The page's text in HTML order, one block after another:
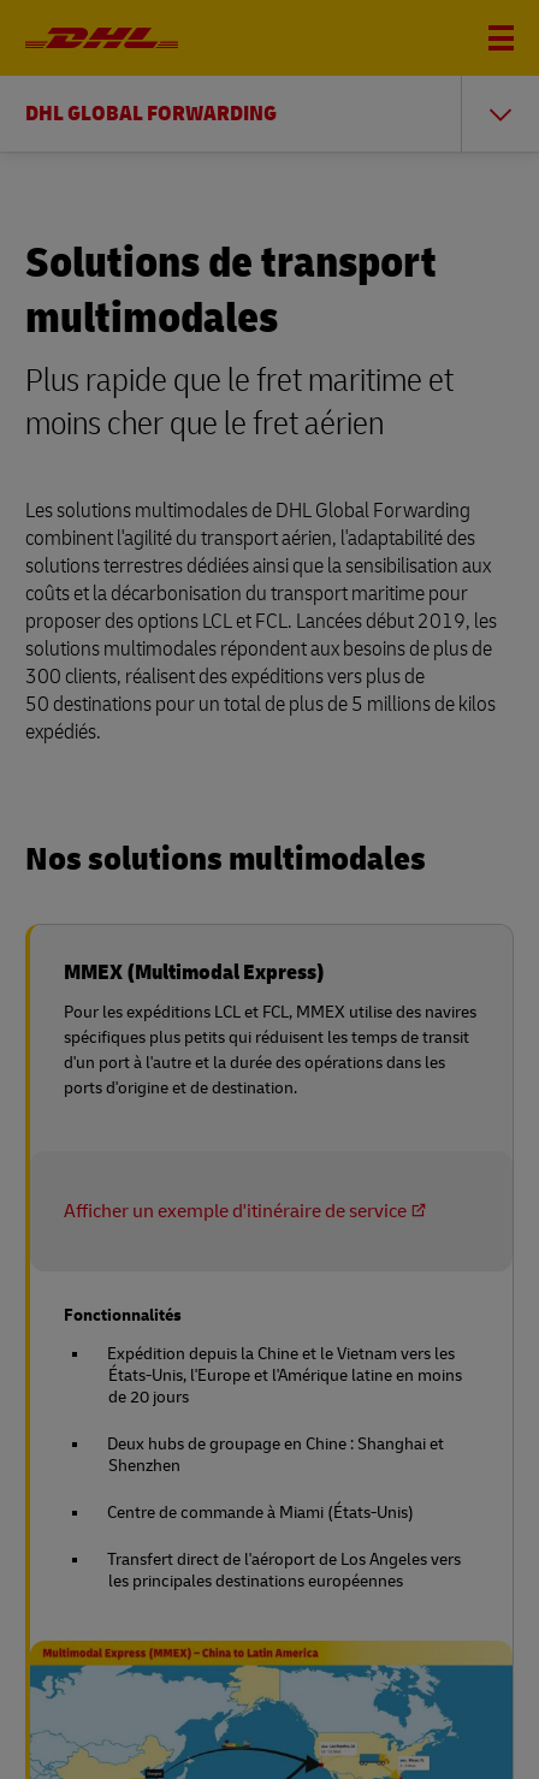
DHL GLOBAL FORWARDING
Solutions de transport
multimodales
Plus rapide que le fret maritime et
moins cher que le fret aérien
Les solutions multimodales de DHL Global Forwarding
combinent l'agilité du transport aérien, l'adaptabilité des
solutions terrestres dédiées ainsi que la sensibilisation aux
coûts et la décarbonisation du transport maritime pour
proposer des options LCL et FCL. Lancées début 2019, les
solutions multimodales répondent aux besoins de plus de
300 clients, réalisent des expéditions vers plus de
50 destinations pour un total de plus de 5 millions de kilos
expédiés.
Nos solutions multimodales
MMEX (Multimodal Express)
Pour les expéditions LCL et FCL, MMEX utilise des navires
spécifiques plus petits qui réduisent les temps de transit
d'un port à l'autre et la durée des opérations dans les
ports d'origine et de destination.
Afficher un exemple d'itinéraire de service
Fonctionnalités
Expédition depuis la Chine et le Vietnam vers les
États-Unis, l'Europe et l'Amérique latine en moins
de 20 jours
Deux hubs de groupage en Chine : Shanghai et
Shenzhen
Centre de commande à Miami (États-Unis)
Transfert direct de l'aéroport de Los Angeles vers
les principales destinations européennes